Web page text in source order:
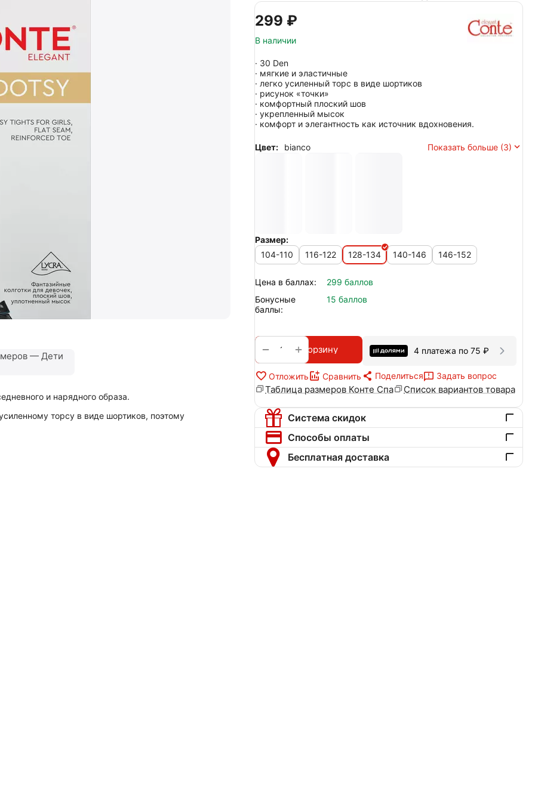
‍299‍ ₽
В наличии
· 30 Den
· мягкие и эластичные
· легко усиленный торс в виде шортиков
· рисунок «точки»
· комфортный плоский шов
· укрепленный мысок
· комфорт и элегантность как источник вдохновения.
Цвет: bianco Показать больше (3)
Размер:
104-110
116-122 128-134 140-146 146-152
Цена в баллах:
299 баллов
Бонусные
баллы:
15 баллов
+
− В корзину 4 платежа по 75 ₽
Отложить Сравнить Поделиться Задать вопрос
Таблица размеров Конте Спа Список вариантов товара
Система скидок
Способы оплаты
Бесплатная доставка
— Дети
и нарядного образа.
торсу в виде шортиков, поэтому